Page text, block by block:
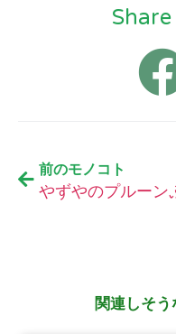
Share
前のモノコト
関連しそう